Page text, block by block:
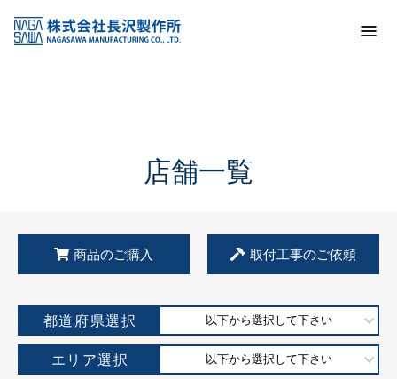
KSS加盟店・取扱店情報
店舗一覧
店舗一覧
商品のご購入 取付工事のご依頼
都道府県選択 以下から選択して下さい
エリア選択 以下から選択して下さい